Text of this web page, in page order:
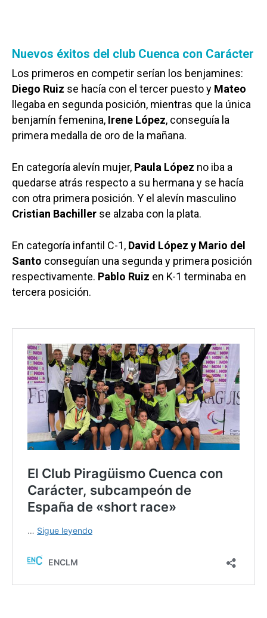
Nuevos éxitos del club Cuenca con Carácter
Los primeros en competir serían los benjamines:
Diego Ruiz se hacía con el tercer puesto y Mateo
llegaba en segunda posición, mientras que la única
benjamín femenina, Irene López, conseguía la
primera medalla de oro de la mañana.
En categoría alevín mujer, Paula López no iba a
quedarse atrás respecto a su hermana y se hacía
con otra primera posición. Y el alevín masculino
Cristian Bachiller se alzaba con la plata.
En categoría infantil C-1, David López y Mario del
Santo conseguían una segunda y primera posición
respectivamente. Pablo Ruiz en K-1 terminaba en
tercera posición.